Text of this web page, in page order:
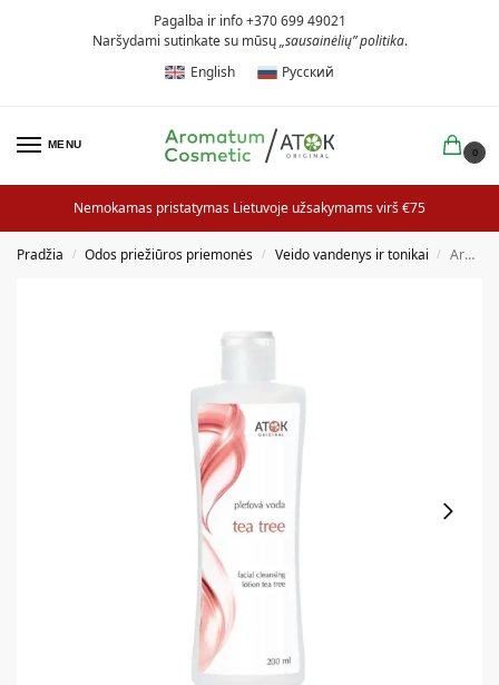
Pagalba ir info +370 699 49021
Naršydami sutinkate su mūsų„sausainėlių” politika.
English
Русский
MENU
0
Nemokamas pristatymas Lietuvoje užsakymams virš €75
Pradžia / Odos priežiūros priemonės / Veido vandenys ir tonikai / Aromatinis arbatmedžių vanduo veidui